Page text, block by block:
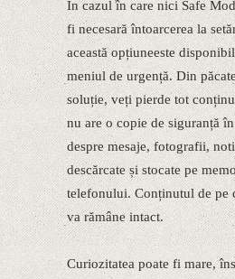
În cazul în care nici Safe
fi necesară întoarcerea la
această opțiuneeste
meniul de urgență. Din
soluție, veți pierde tot
nu are o copie de siguranță
despre mesaje, fotografii,
descărcate și stocate pe
telefonului. Conținutul de pe
va rămâne intact.
Curiozitatea poate fi mare,